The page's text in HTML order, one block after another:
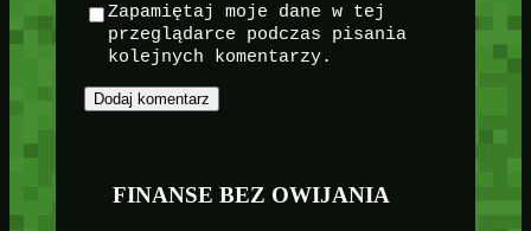
Zapamiętaj moje dane w tej
przeglądarce podczas pisania
kolejnych komentarzy.
FINANSE BEZ OWIJANIA